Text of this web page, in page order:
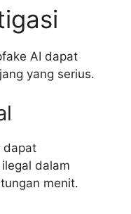
AI dapat
yang serius.
dapat
dalam
menit.